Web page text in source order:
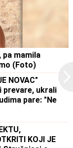
pa mamila
(Foto)
NOVAC"
prevare, ukrali
pare: "Ne
KOJI JE